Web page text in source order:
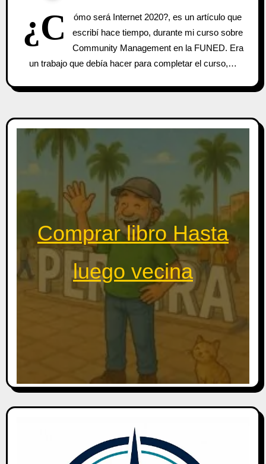
¿C
ómo será Internet 2020?, es un artículo que
escribí hace tiempo, durante mi curso sobre
Community Management en la FUNED. Era
un trabajo que debía hacer para completar el curso,…
Comprar libro Hasta
luego vecina